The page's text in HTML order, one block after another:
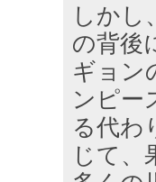
しかし
の背後
ギョン
ンピー
る代わ
じて、